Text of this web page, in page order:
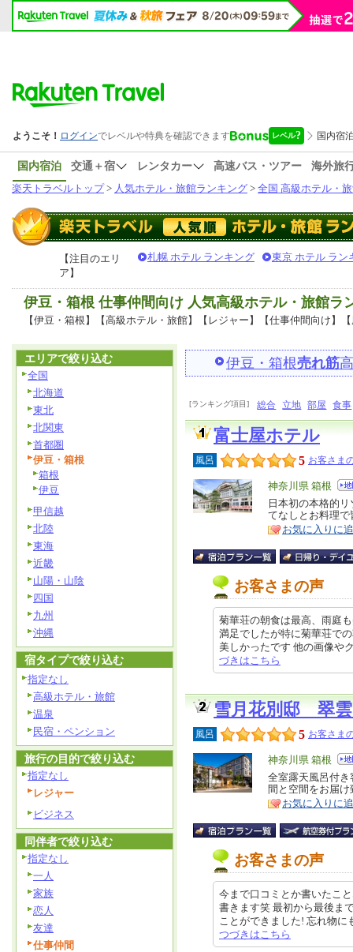
国内宿泊 交通＋宿 レンタカー 高速バス・ツアー
海外旅
楽天トラベルトップ> 人気ホテル・旅館ランキング > 全国 高級ホテル・
【注目のエリ
ア】
札幌 ホテル ランキング 東京 ホテル ラン
伊豆・箱根 仕事仲間向け 人気高級ホテル・旅館ラ
【伊豆・箱根】【高級ホテル・旅館】【レジャー】【仕事仲間向け】
伊豆・箱根売れ筋
[ランキング項目] 総合 立地 部屋 食事
富士屋ホテル
風呂 5 お客さま
エ
リ
ア
神奈川県 箱根
特
徴
日本初の本格的
てなしとお料理
お気に入りに
お客さまの声
菊華荘の朝食は最高、雨庭
満足でしたが特に菊華荘で
美しかったです 他の画像
づきはこちら
雪月花別邸 翠
風呂 5 お客さま
エ
リ
ア
神奈川県 箱根
特
徴
全室露天風呂付
間と空間をお届け
お気に入りに
お客さまの声
今まで口コミとか書いたこ
書きます笑 最初から最後ま
ことができました! 忘れ物
つづきはこちら
エリアで絞り込む
全国
北海道
東北
北関東
首都圏
伊豆・箱根
箱根
伊豆
甲信越
北陸
東海
近畿
山陽・山陰
四国
九州
沖縄
宿タイプで絞り込む
指定なし
高級ホテル・旅館
温泉
民宿・ペンション
旅行の目的で絞り込む
指定なし
レジャー
ビジネス
同伴者で絞り込む
指定なし
一人
家族
恋人
友達
仕事仲間